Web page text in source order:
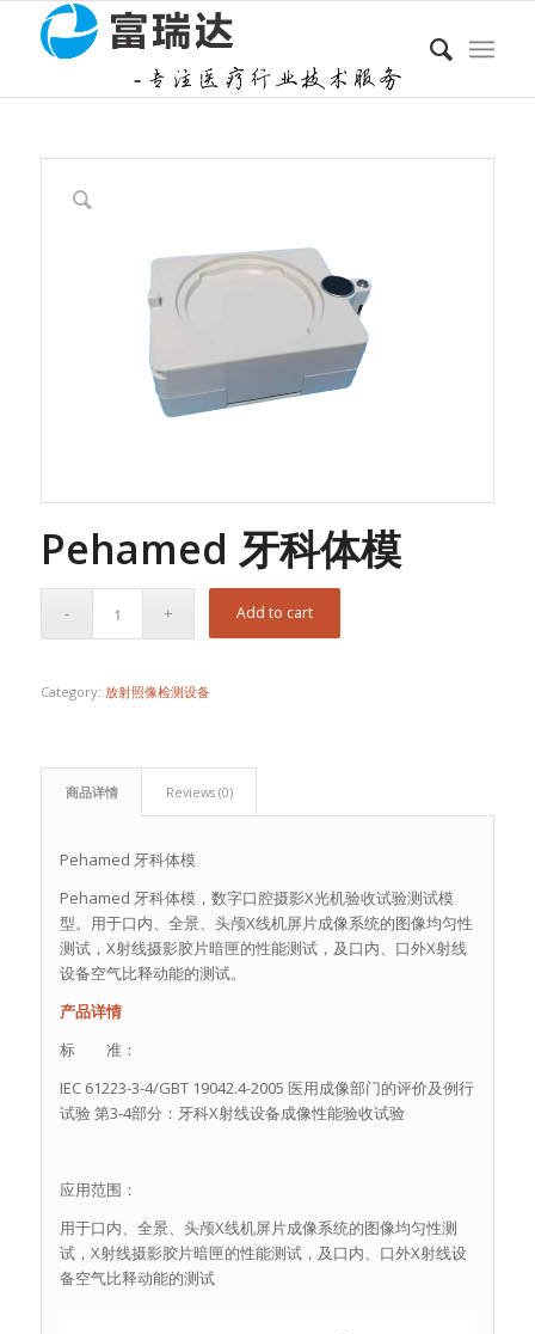
Pehamed 牙科体模
Add to cart
Category: 放射照像检测设备
商品详情 Reviews (0)
Pehamed 牙科体模
Pehamed 牙科体模，数字口腔摄影X光机验收试验测试模
型。用于口内、全景、头颅X线机屏片成像系统的图像均匀性
测试，X射线摄影胶片暗匣的性能测试，及口内、口外X射线
设备空气比释动能的测试。
产品详情
标 准：
IEC 61223-3-4/GBT 19042.4-2005 医用成像部门的评价及例行
试验 第3-4部分：牙科X射线设备成像性能验收试验
应用范围：
用于口内、全景、头颅X线机屏片成像系统的图像均匀性测
试，X射线摄影胶片暗匣的性能测试，及口内、口外X射线设
备空气比释动能的测试